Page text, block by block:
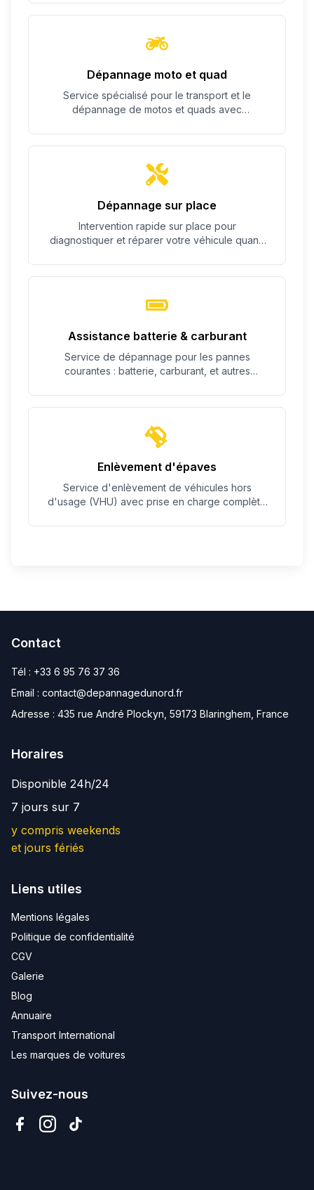
Dépannage moto et quad
Service spécialisé pour le transport et le
dépannage de motos et quads avec
Dépannage sur place
Intervention rapide sur place pour
diagnostiquer et réparer votre véhicule quand
Assistance batterie & carburant
Service de dépannage pour les pannes
courantes : batterie, carburant, et autres
Enlèvement d'épaves
Service d'enlèvement de véhicules hors
d'usage (VHU) avec prise en charge complète
Contact
Tél : +33 6 95 76 37 36
Email : contact@depannagedunord.fr
Adresse : 435 rue André Plockyn, 59173 Blaringhem, France
Horaires
Disponible 24h/24
7 jours sur 7
y compris weekends
et jours fériés
Liens utiles
Mentions légales
Politique de confidentialité
CGV
Galerie
Blog
Annuaire
Transport International
Les marques de voitures
Suivez-nous